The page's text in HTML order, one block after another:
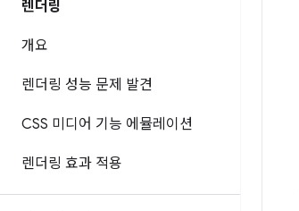
렌더링
개요
렌더링 성능 문제 발견
CSS 미디어 기능 에뮬레이션
렌더링 효과 적용